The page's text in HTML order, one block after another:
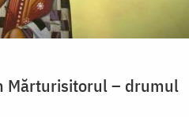
Mărturisitorul – drumul